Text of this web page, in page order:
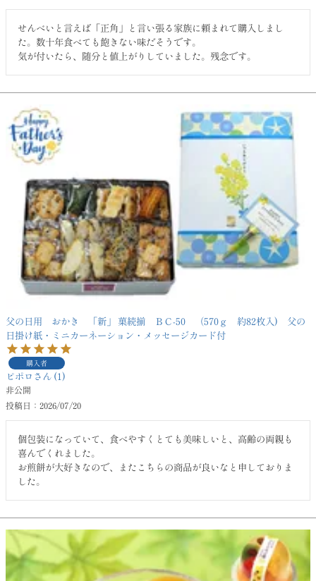
せんべいと言えば「正角」と言い張る家族に頼まれて購入しまし
た。数十年食べても飽きない味だそうです。
父の日用 おかき 「新」 菓続揃 ＢＣ-50 （570ｇ 約82枚入) 父の
日掛け紙・ミニカーネーション・メッセージカード付
購入者
ピポロ 1
非公開
投稿日
2026/07/20
個包装になっていて、食べやすくとても美味しいと、高齢の両親も
喜んでくれました。
お煎餅が大好きなので、またこちらの商品が良いなと申しておりま
した。